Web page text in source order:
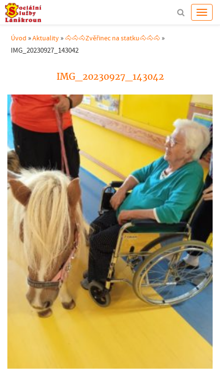
Úvod »Aktuality »🐴🐴🐴Zvěřinec na statku🐴🐴🐴 »
IMG_20230927_143042
IMG_20230927_143042